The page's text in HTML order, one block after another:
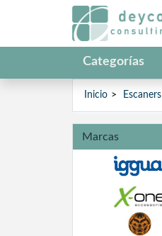
Categorías
Inicio Escaners
Marcas